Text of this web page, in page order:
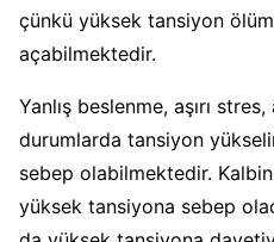
çünkü yüksek tansiyon
açabilmektedir.
Yanlış beslenme, aşırı
durumlarda tansiyon
sebep olabilmektedir.
yüksek tansiyona sebep